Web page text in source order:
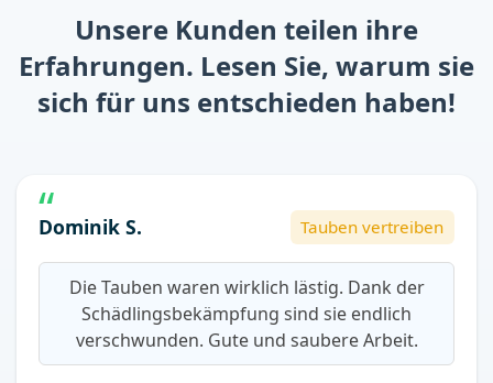
Unsere Kunden teilen ihre
Erfahrungen. Lesen Sie, warum sie
sich für uns entschieden haben!
Dominik S. Tauben vertreiben
Die Tauben waren wirklich lästig. Dank der
Schädlingsbekämpfung sind sie endlich
verschwunden. Gute und saubere Arbeit.